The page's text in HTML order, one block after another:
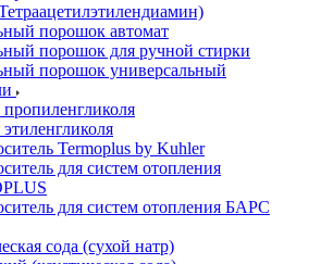
порошок автомат
порошок для ручной стирки
порошок универсальный
пропиленгликоля
Termoplus by Kuhler
для систем отопления
для систем отопления БАРС
сода (сухой натр)